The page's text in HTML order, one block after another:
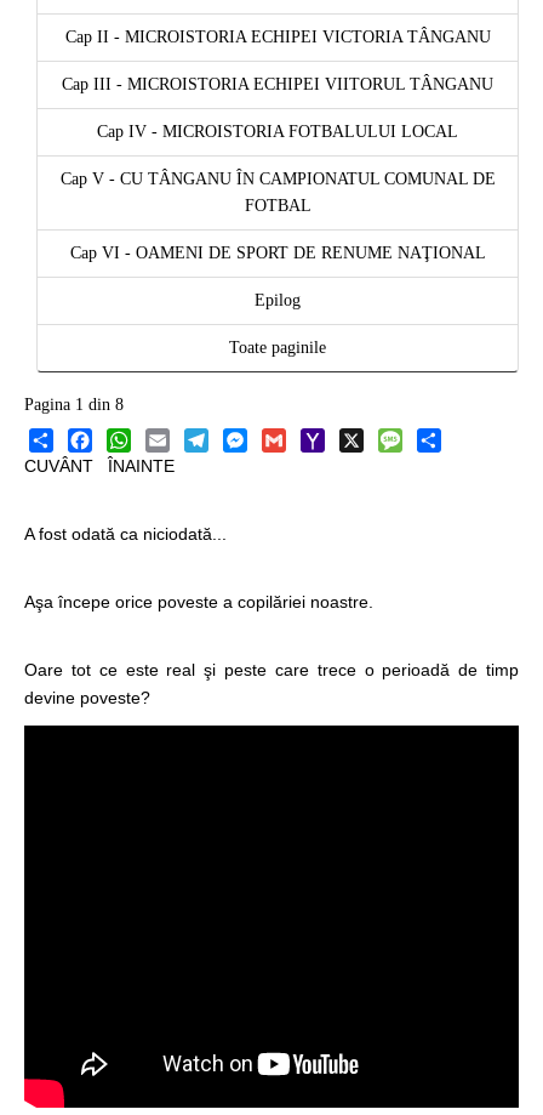
Cap II - MICROISTORIA ECHIPEI VICTORIA TÂNGANU
Cap III - MICROISTORIA ECHIPEI VIITORUL TÂNGANU
Cap IV - MICROISTORIA FOTBALULUI LOCAL
Cap V - CU TÂNGANU ÎN CAMPIONATUL COMUNAL DE
FOTBAL
Cap VI - OAMENI DE SPORT DE RENUME NAŢIONAL
Epilog
Toate paginile
Pagina 1 din 8
ShareFacebookWhatsApp
Email
CUVÂNT ÎNAINTE
A fost odată ca niciodată...
Aşa începe orice poveste a copilăriei noastre.
Oare tot ce este real şi peste care trece o perioadă de timp
devine poveste?